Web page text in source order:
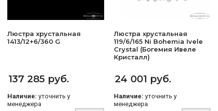
Люстра хрустальная
1413/12+6/360 G
137 285 руб.
Наличие: уточнить у
менеджера
Люстра хрустальная
119/6/165 Ni Bohemia Ivele
Crystal (Богемия Ивеле
Кристалл)
24 001 руб.
Наличие: уточнить у
менеджера